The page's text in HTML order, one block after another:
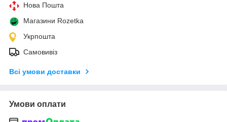
Нова Пошта
Магазини Rozetka
Укрпошта
Самовивіз
Всі умови доставки
Умови оплати